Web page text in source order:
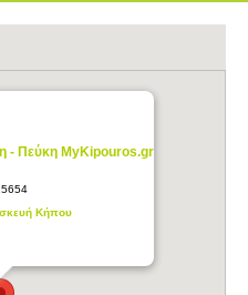
- Πεύκη MyKipouros.gr
Κήπου